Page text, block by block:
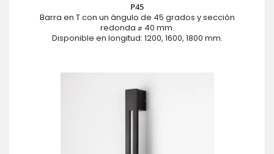
P45
Barra en T con un ángulo de 45 grados y sección
redonda ⌀ 40 mm.
Disponible en longitud: 1200, 1600, 1800 mm.